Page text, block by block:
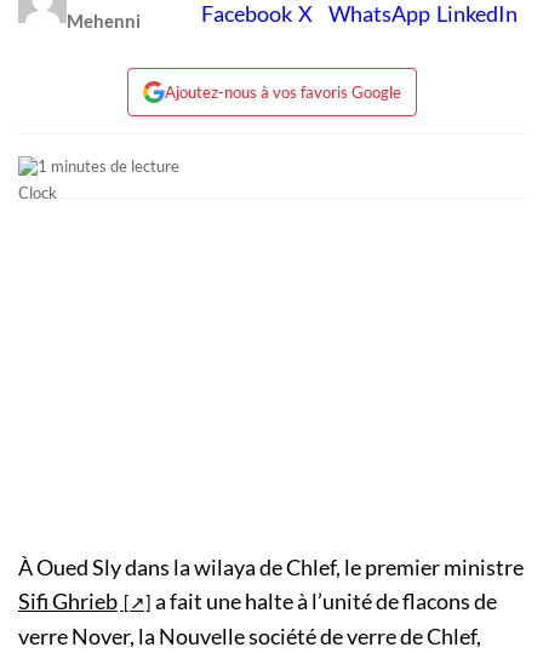
Mehenni
Ajoutez-nous à vos favoris Google
1 minutes de lecture
À Oued Sly dans la wilaya de Chlef, le premier ministre
Sifi Ghrieb
a fait une halte à l’unité de flacons de
verre Nover, la Nouvelle société de verre de Chlef,